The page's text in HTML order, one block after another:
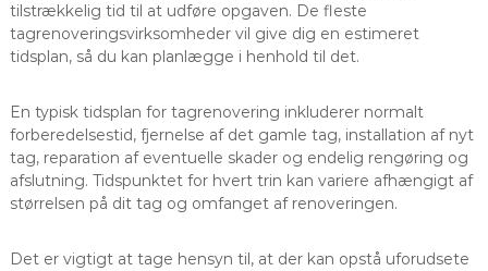
tilstrækkelig tid til at udføre opgaven. De fleste
tagrenoveringsvirksomheder vil give dig en estimeret
tidsplan, så du kan planlægge i henhold til det.
En typisk tidsplan for tagrenovering inkluderer normalt
forberedelsestid, fjernelse af det gamle tag, installation af nyt
tag, reparation af eventuelle skader og endelig rengøring og
afslutning. Tidspunktet for hvert trin kan variere afhængigt af
størrelsen på dit tag og omfanget af renoveringen.
Det er vigtigt at tage hensyn til, at der kan opstå uforudsete